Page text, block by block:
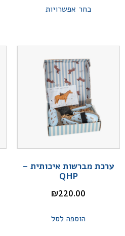
בחר אפשרויות
ערכת מברשות איכותית –
QHP
₪220.00
הוספה לסל